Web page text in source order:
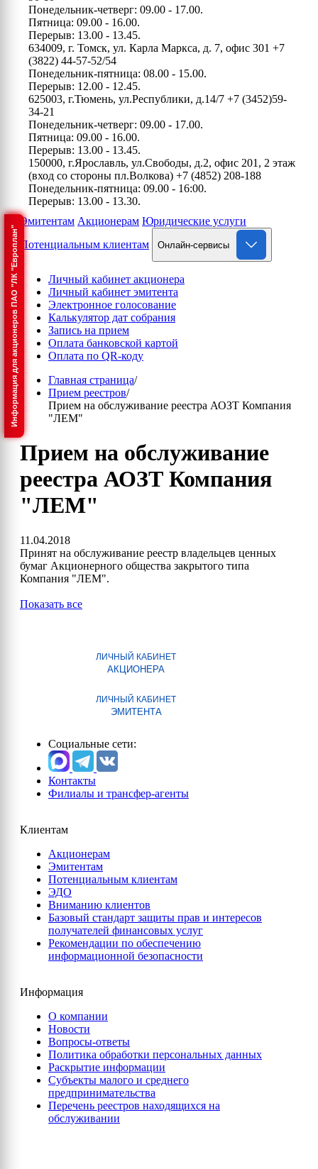
Информация для акционеров ПАО "ЛК "Европлан"
Понедельник-четверг: 09.00 - 17.00.
Пятница: 09.00 - 16.00.
Перерыв: 13.00 - 13.45.
634009, г. Томск, ул. Карла Маркса, д. 7, офис 301 +7
(3822) 44-57-52/54
Понедельник-пятница: 08.00 - 15.00.
Перерыв: 12.00 - 12.45.
625003, г.Тюмень, ул.Республики, д.14/7 +7 (3452)59-
34-21
Понедельник-четверг: 09.00 - 17.00.
Пятница: 09.00 - 16.00.
Перерыв: 13.00 - 13.45.
150000, г.Ярославль, ул.Свободы, д.2, офис 201, 2 этаж
(вход со стороны пл.Волкова) +7 (4852) 208-188
Понедельник-пятница: 09.00 - 16:00.
Перерыв: 13.00 - 13.30.
Эмитентам Акционерам Юридические услуги
Потенциальным клиентам
Онлайн-сервисы
Личный кабинет акционера
Личный кабинет эмитента
Электронное голосование
Калькулятор дат собрания
Запись на прием
Оплата банковской картой
Оплата по QR-коду
Главная страница/
Прием реестров/
Прием на обслуживание реестра АОЗТ Компания
"ЛЕМ"
Прием на обслуживание
реестра АОЗТ Компания
"ЛЕМ"
11.04.2018
Принят на обслуживание реестр владельцев ценных
бумаг Акционерного общества закрытого типа
Компания "ЛЕМ".
Показать все
ЛИЧНЫЙ КАБИНЕТ
АКЦИОНЕРА
ЛИЧНЫЙ КАБИНЕТ
ЭМИТЕНТА
Социальные сети:
Контакты
Филиалы и трансфер-агенты
Клиентам
Акционерам
Эмитентам
Потенциальным клиентам
ЭДО
Вниманию клиентов
Базовый стандарт защиты прав и интересов
получателей финансовых услуг
Рекомендации по обеспечению
информационной безопасности
Информация
О компании
Новости
Вопросы-ответы
Политика обработки персональных данных
Раскрытие информации
Субъекты малого и среднего
предпринимательства
Перечень реестров находящихся на
обслуживании